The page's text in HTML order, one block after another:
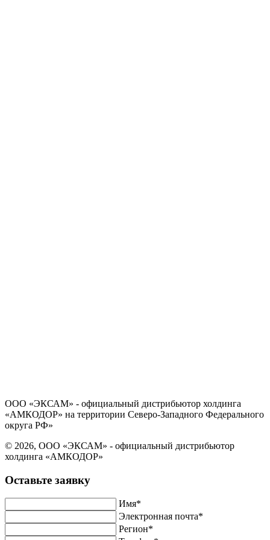
ООО «ЭКСАМ» - официальный дистрибьютор холдинга
«АМКОДОР» на территории Северо-Западного Федерального
округа РФ»
© 2026, ООО «ЭКСАМ» - официальный дистрибьютор
холдинга «АМКОДОР»
Оставьте заявку
Имя*
Электронная почта*
Регион*